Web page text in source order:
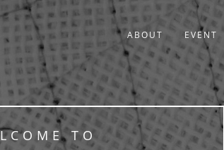
ABOUT EVENT
TO